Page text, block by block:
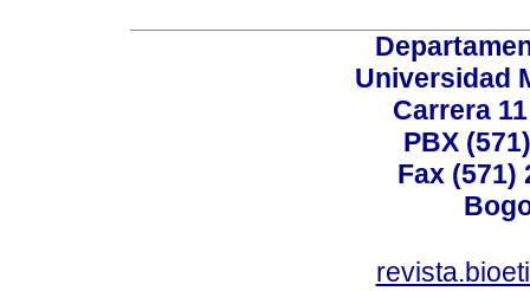
Universidad
Carrera
PBX
Fax (571)